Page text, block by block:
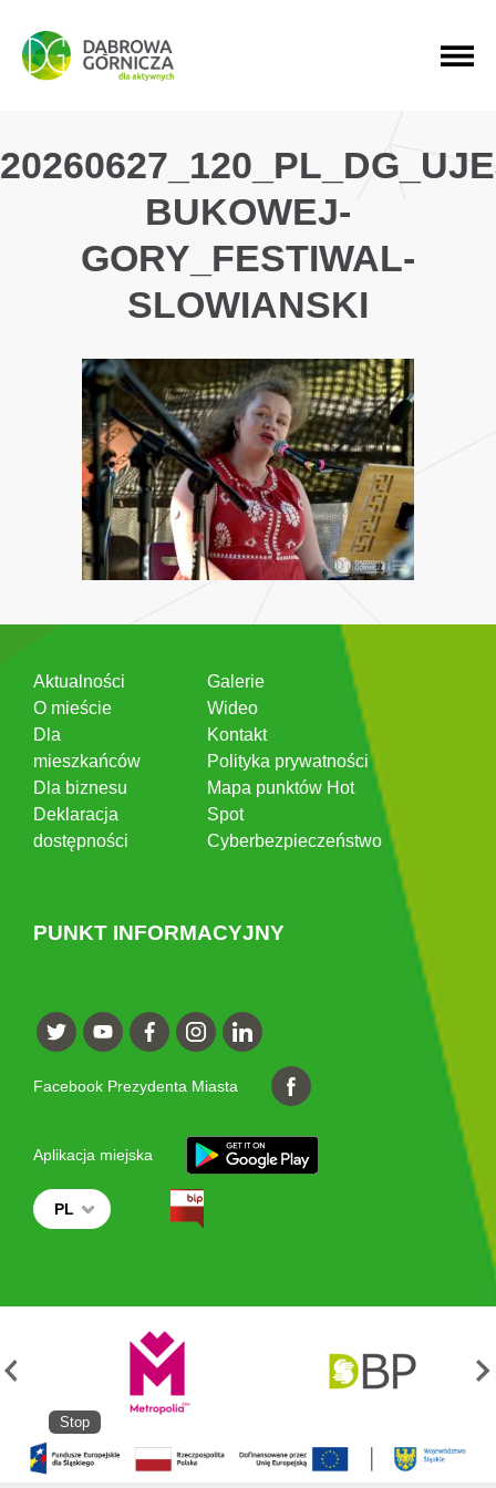
PRZEJDŹ DO MENU GŁÓWNEGO
PRZEJDŹ DO WYSZUKIWARKI
PRZEJDŹ DO TREŚCI
BUKOWEJ-
GORY_FESTIWAL-
SLOWIANSKI
Aktualności
O mieście
Dla
mieszkańców
Dla biznesu
Deklaracja
dostępności
Galerie
Wideo
Kontakt
Polityka prywatności
Mapa punktów Hot
Spot
Cyberbezpieczeństwo
PUNKT INFORMACYJNY
Facebook Prezydenta Miasta
Aplikacja miejska
PL
Stop